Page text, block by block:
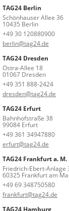
TAG24 Berlin
Schönhauser Allee 36
10435 Berlin
+49 30 120880900
berlin@tag24.de
TAG24 Dresden
Ostra-Allee 18
01067 Dresden
+49 351 888-2424
dresden@tag24.de
TAG24 Erfurt
Bahnhofstraße 38
99084 Erfurt
+49 361 34947880
erfurt@tag24.de
TAG24 Frankfurt a. M.
Friedrich-Ebert-Anlage
60325 Frankfurt am
+49 69 348750580
frankfurt@tag24.de
TAG24 Hamburg